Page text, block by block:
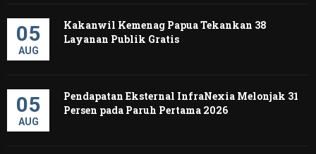
05
AUG
Kakanwil Kemenag Papua Tekankan 38
Layanan Publik Gratis
05
AUG
Pendapatan Eksternal InfraNexia Melonjak 31
Persen pada Paruh Pertama 2026